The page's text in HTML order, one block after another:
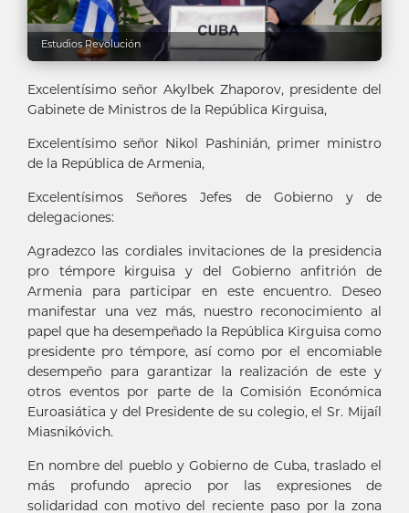
Estudios Revolución
Excelentísimo señor Akylbek Zhaporov, presidente del
Gabinete de Ministros de la República Kirguisa,
Excelentísimo señor Nikol Pashinián, primer ministro
de la República de Armenia,
Excelentísimos Señores Jefes de Gobierno y de
delegaciones:
Agradezco las cordiales invitaciones de la presidencia
pro témpore kirguisa y del Gobierno anfitrión de
Armenia para participar en este encuentro. Deseo
manifestar una vez más, nuestro reconocimiento al
papel que ha desempeñado la República Kirguisa como
presidente pro témpore, así como por el encomiable
desempeño para garantizar la realización de este y
otros eventos por parte de la Comisión Económica
Euroasiática y del Presidente de su colegio, el Sr. Mijaíl
Miasnikóvich.
En nombre del pueblo y Gobierno de Cuba, traslado el
más profundo aprecio por las expresiones de
solidaridad con motivo del reciente paso por la zona